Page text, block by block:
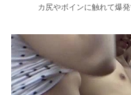
カ尻やボインに触れて爆